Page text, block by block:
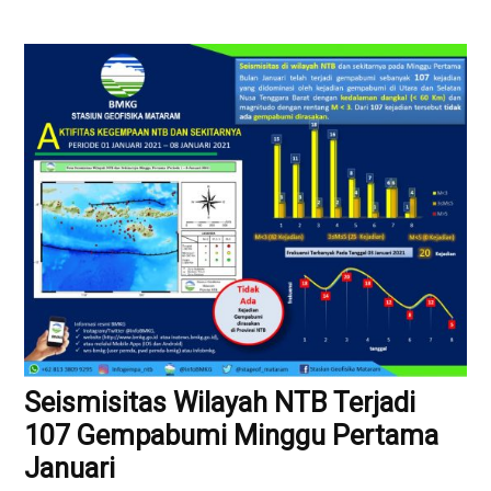
Seismisitas Wilayah NTB Terjadi
107 Gempabumi Minggu Pertama
Januari